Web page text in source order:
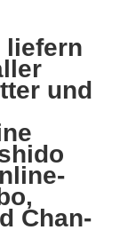
liefern
und
Chan-